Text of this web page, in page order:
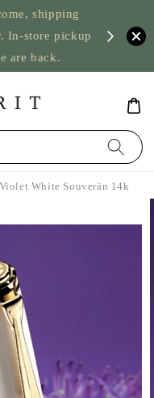
shipping
In-store pickup
are back.
US
White Souverän 14k